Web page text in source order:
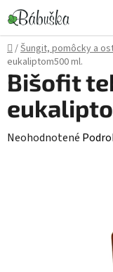
Prejsť
na
obsah
Domov
/Šungit, pomôcky a
eukaliptom500 ml.
Bišofit
Priemerné
Neohodnotené